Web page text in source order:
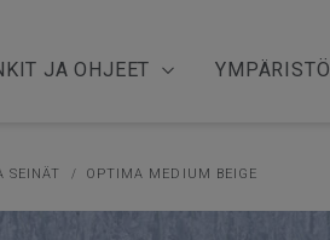
JA OHJEET YMPÄRISTÖ
SEINÄT OPTIMA MEDIUM BEIGE